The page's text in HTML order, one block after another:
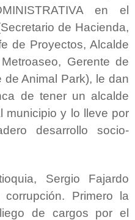
en el
de Hacienda,
de Proyectos, Alcalde
Gerente de
Animal Park), le dan
de tener un alcalde
municipio y lo lleve por
desarrollo socio-
Sergio Fajardo
Primero la
de cargos por el